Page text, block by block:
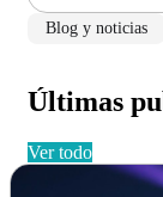
Blog y noticias
Últimas
ver todo